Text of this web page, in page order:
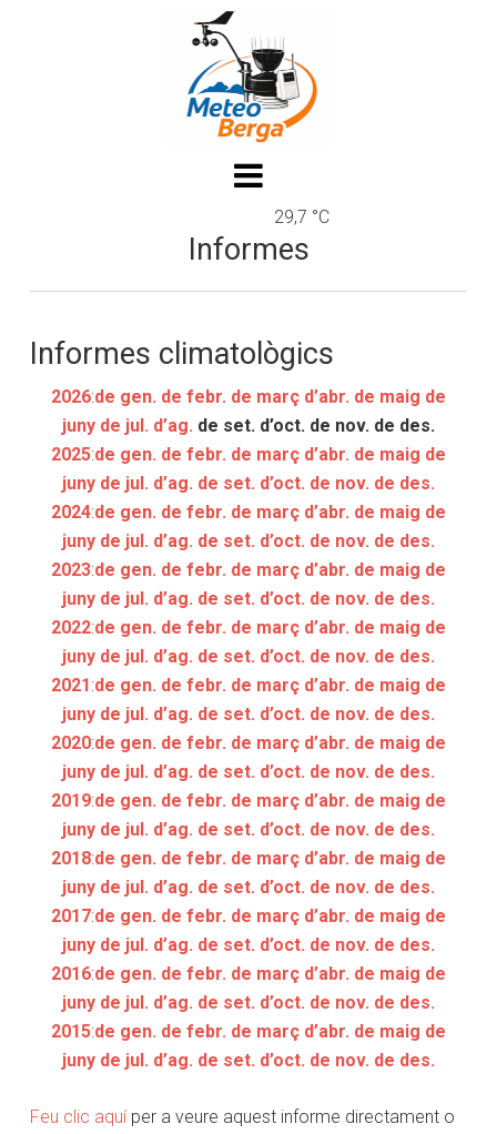
29,7 °C
Informes
Informes climatològics
2026:de gen. de febr. de març d’abr. de maig de
juny de jul. d’ag. de set. d’oct. de nov. de des.
2025:de gen. de febr. de març d’abr. de maig de
juny de jul. d’ag. de set. d’oct. de nov. de des.
2024:de gen. de febr. de març d’abr. de maig de
juny de jul. d’ag. de set. d’oct. de nov. de des.
2023:de gen. de febr. de març d’abr. de maig de
juny de jul. d’ag. de set. d’oct. de nov. de des.
2022:de gen. de febr. de març d’abr. de maig de
juny de jul. d’ag. de set. d’oct. de nov. de des.
2021:de gen. de febr. de març d’abr. de maig de
juny de jul. d’ag. de set. d’oct. de nov. de des.
2020:de gen. de febr. de març d’abr. de maig de
juny de jul. d’ag. de set. d’oct. de nov. de des.
2019:de gen. de febr. de març d’abr. de maig de
juny de jul. d’ag. de set. d’oct. de nov. de des.
2018:de gen. de febr. de març d’abr. de maig de
juny de jul. d’ag. de set. d’oct. de nov. de des.
2017:de gen. de febr. de març d’abr. de maig de
juny de jul. d’ag. de set. d’oct. de nov. de des.
2016:de gen. de febr. de març d’abr. de maig de
juny de jul. d’ag. de set. d’oct. de nov. de des.
2015:de gen. de febr. de març d’abr. de maig de
juny de jul. d’ag. de set. d’oct. de nov. de des.
Feu clic aquíper a veure aquest informe directament o